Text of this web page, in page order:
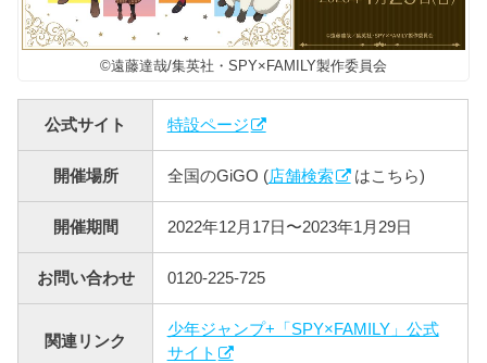
©遠藤達哉/集英社・SPY×FAMILY製作委員会
公式サイト 特設ページ
開催場所 全国のGiGO (店舗検索 はこちら)
開催期間 2022年12月17日〜2023年1月29日
お問い合わせ 0120-225-725
関連リンク
少年ジャンプ+「SPY×FAMILY」公式
サイト